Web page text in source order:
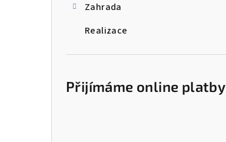
Zahrada
Realizace
Přijímáme online platby